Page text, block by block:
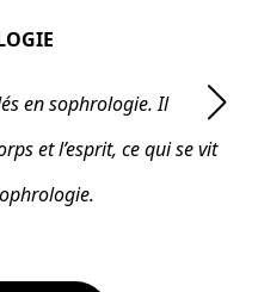
en sophrologie. Il
et l’esprit, ce qui se vit